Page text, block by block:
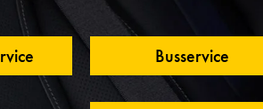
Busservice